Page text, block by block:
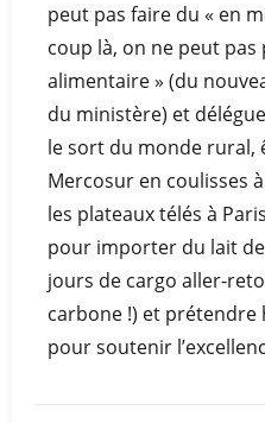
peut pas faire du « en
coup là, on ne peut
alimentaire » (du
du ministère) et
le sort du monde rural,
Mercosur en coulisses
les plateaux télés à
pour importer du lait
jours de cargo aller-
carbone !) et
pour soutenir